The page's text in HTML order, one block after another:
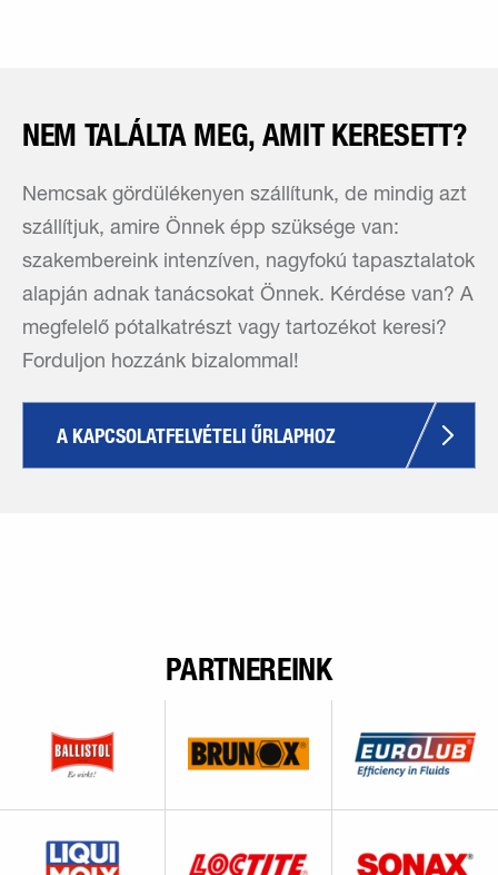
NEM TALÁLTA MEG, AMIT KERESETT?
Nemcsak gördülékenyen szállítunk, de mindig azt
szállítjuk, amire Önnek épp szüksége van:
szakembereink intenzíven, nagyfokú tapasztalatok
alapján adnak tanácsokat Önnek. Kérdése van? A
megfelelő pótalkatrészt vagy tartozékot keresi?
Forduljon hozzánk bizalommal!
A KAPCSOLATFELVÉTELI ŰRLAPHOZ
PARTNEREINK